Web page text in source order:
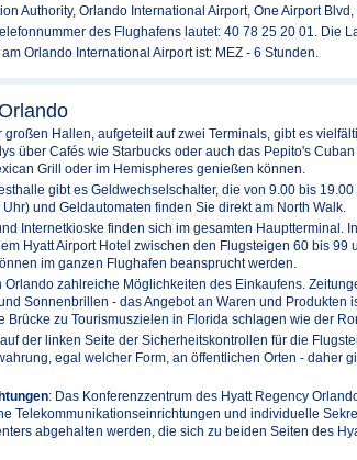
Authority, Orlando International Airport, One Airport
des Flughafens lautet: 40 78 25 20 01. Die
Orlando International Airport ist: MEZ - 6 Stunden.
großen Hallen, aufgeteilt auf zwei Terminals, gibt es
über Cafés wie Starbucks oder auch das Pepito's
Grill oder im Hemispheres genießen können.
gibt es Geldwechselschalter, die von 9.00 bis
und Geldautomaten finden Sie direkt am North Walk.
Internetkioske finden sich im gesamten Hauptterminal.
Hyatt Airport Hotel zwischen den Flugsteigen 60 bis 99
im ganzen Flughafen beansprucht werden.
Orlando zahlreiche Möglichkeiten des Einkaufens.
Sonnenbrillen - das Angebot an Waren und Produkten
zu Tourismuszielen in Florida schlagen wie der
der linken Seite der Sicherheitskontrollen für die
egal welcher Form, an öffentlichen Orten - daher
: Das Konferenzzentrum des Hyatt Regency
Telekommunikationseinrichtungen und individuelle
abgehalten werden, die sich zu beiden Seiten des